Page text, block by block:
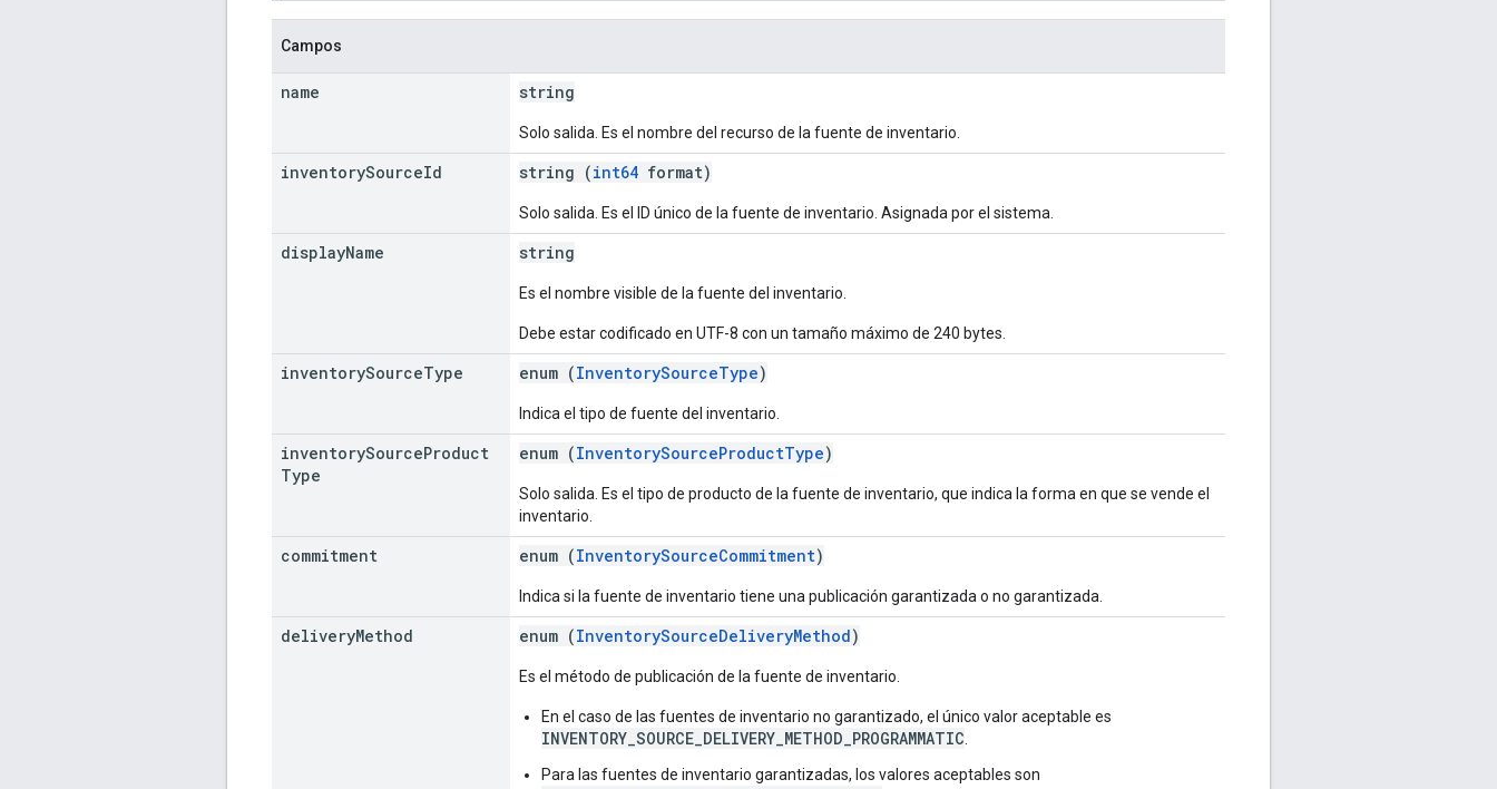
Campos
name string
Solo salida. Es el nombre del recurso de la fuente de inventario.
inventorySourceId string (int64 format)
Solo salida. Es el ID único de la fuente de inventario. Asignada por el sistema.
displayName string
Es el nombre visible de la fuente del inventario.
Debe estar codificado en UTF-8 con un tamaño máximo de 240 bytes.
inventorySourceType enum (InventorySourceType)
Indica el tipo de fuente del inventario.
inventorySourceProduct
Type
enum (InventorySourceProductType)
Solo salida. Es el tipo de producto de la fuente de inventario, que indica la forma en que se vende el
inventario.
commitment enum (InventorySourceCommitment)
Indica si la fuente de inventario tiene una publicación garantizada o no garantizada.
deliveryMethod enum (InventorySourceDeliveryMethod)
Es el método de publicación de la fuente de inventario.
En el caso de las fuentes de inventario no garantizado, el único valor aceptable es
INVENTORY_SOURCE_DELIVERY_METHOD_PROGRAMMATIC
Para las fuentes de inventario garantizadas, los valores aceptables son